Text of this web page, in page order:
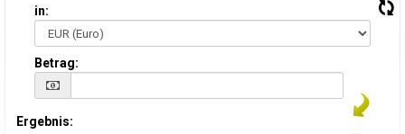
in:
Betrag:
Ergebnis: